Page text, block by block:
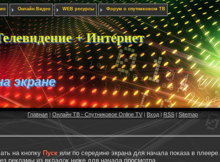
Онлайн Видео WEB ресурсы Форум о спутниковом ТВ
+ Интернет
экране
Главная | Онлайн ТВ - Спутниковое Online TV | Вход |RSS|Sitemap
на кнопку Пускили по середине экрана для начала показа в плеере.
рекламы из вкладок ниже для начала просмотра.